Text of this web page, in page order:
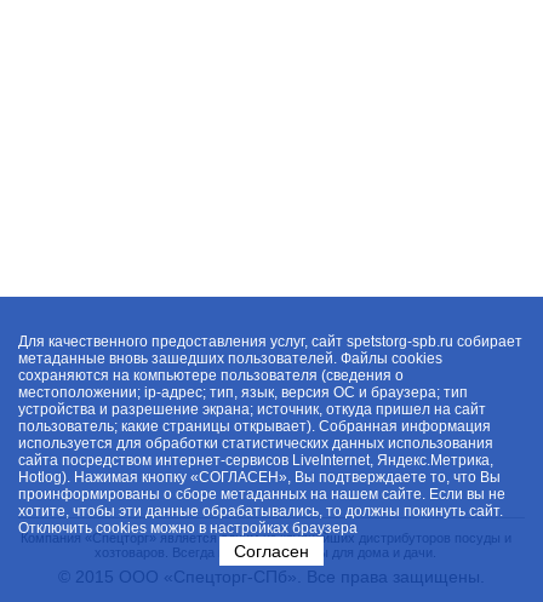
Компания «Спецторг» является одним из крупнейших дистрибуторов посуды и
хозтоваров. Всегда в наличии товары для дома и дачи.
© 2015 ООО «Спецторг-СПб». Все права защищены.
Для качественного предоставления услуг, сайт spetstorg-spb.ru собирает
метаданные вновь зашедших пользователей. Файлы cookies
сохраняются на компьютере пользователя (сведения о
местоположении; ip-адрес; тип, язык, версия ОС и браузера; тип
устройства и разрешение экрана; источник, откуда пришел на сайт
пользователь; какие страницы открывает). Собранная информация
используется для обработки статистических данных использования
сайта посредством интернет-сервисов LiveInternet, Яндекс.Метрика,
Hotlog). Нажимая кнопку «СОГЛАСЕН», Вы подтверждаете то, что Вы
проинформированы о сборе метаданных на нашем сайте. Если вы не
хотите, чтобы эти данные обрабатывались, то должны покинуть сайт.
Отключить cookies можно в настройках браузера
Согласен